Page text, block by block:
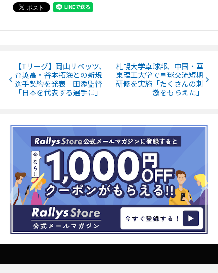
【Tリーグ】岡山リベッツ、
育英高・谷本拓海との新規
選手契約を発表 田添監督
「日本を代表する選手に」
札幌大学卓球部、中国・華
東理工大学で卓球交流短期
研修を実施「たくさんの刺
激をもらえた」